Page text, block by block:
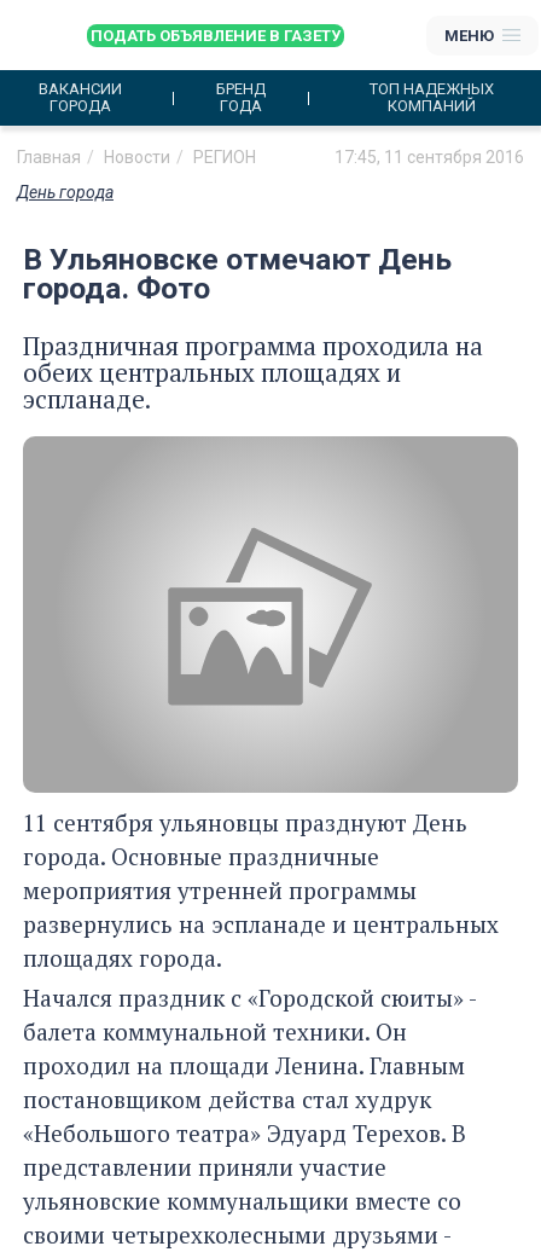
ПОДАТЬ ОБЪЯВЛЕНИЕ В ГАЗЕТУ МЕНЮ
ВАКАНСИИ
ГОРОДА
БРЕНД
ГОДА
ТОП НАДЕЖНЫХ
КОМПАНИЙ
Главная Новости РЕГИОН
17:45, 11 сентября 2016
День города
В Ульяновске отмечают День
города. Фото
Праздничная программа проходила на
обеих центральных площадях и
эспланаде.
11 сентября ульяновцы празднуют День
города. Основные праздничные
мероприятия утренней программы
развернулись на эспланаде и центральных
площадях города.
Начался праздник с «Городской сюиты» -
балета коммунальной техники. Он
проходил на площади Ленина. Главным
постановщиком действа стал худрук
«Небольшого театра» Эдуард Терехов. В
представлении приняли участие
ульяновские коммунальщики вместе со
своими четырехколесными друзьями -